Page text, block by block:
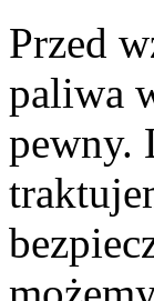
Przed
paliwa
pewny.